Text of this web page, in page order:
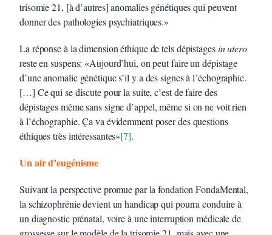
trisomie 21, [à d’autres] anomalies génétiques qui peuvent
donner des pathologies psychiatriques.»
La réponse à la dimension éthique de tels dépistagesin utero
reste en suspens: «Aujourd’hui, on peut faire un dépistage
d’une anomalie génétique s’il y a des signes à l’échographie.
[…] Ce qui se discute pour la suite, c’est de faire des
dépistages même sans signe d’appel, même si on ne voit rien
à l’échographie. Ça va évidemment poser des questions
éthiques très intéressantes»[7].
Un air d’eugénisme
Suivant la perspective promue par la fondation FondaMental,
la schizophrénie devient un handicap qui pourra conduire à
un diagnostic prénatal, voire à une interruption médicale de